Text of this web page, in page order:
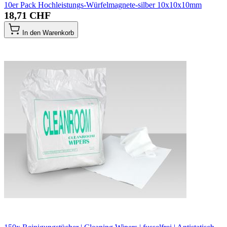
10er Pack Hochleistungs-Würfelmagnete-silber 10x10x10mm
18,71 CHF
In den Warenkorb